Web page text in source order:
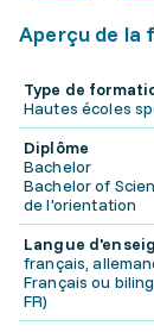
Aperçu de la
Type de
Hautes écoles
Diplôme
Bachelor
Bachelor of
de l'orientation
Langue
français,
Français ou
FR)